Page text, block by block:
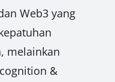
Web3 yang
melainkan
&